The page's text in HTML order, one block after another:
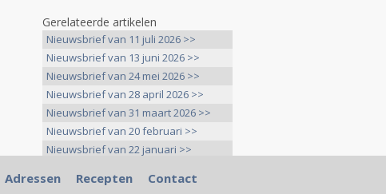
Gerelateerde artikelen
Nieuwsbrief van 11 juli 2026 >>
Nieuwsbrief van 13 juni 2026 >>
Nieuwsbrief van 24 mei 2026 >>
Nieuwsbrief van 28 april 2026 >>
Nieuwsbrief van 31 maart 2026 >>
Nieuwsbrief van 20 februari >>
Nieuwsbrief van 22 januari >>
Nieuwsbrief van 25 november >>
Adressen Recepten Contact